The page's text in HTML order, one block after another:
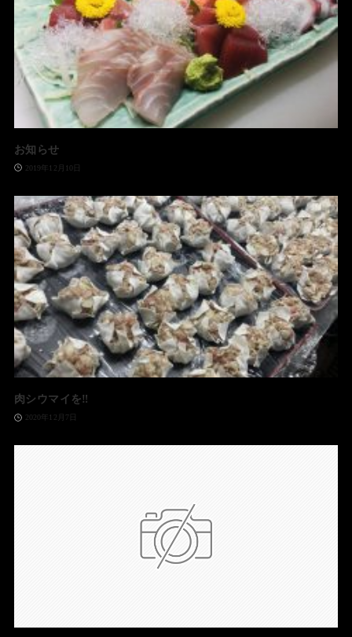
お知らせ
2019年12月10日
肉シウマイを‼️
2020年12月7日